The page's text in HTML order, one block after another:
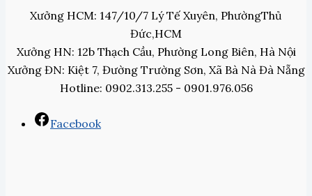
Xưởng HCM: 147/10/7 Lý Tế Xuyên, PhườngThủ
Đức,HCM
Xưởng HN: 12b Thạch Cầu, Phường Long Biên, Hà Nội
Xưởng ĐN: Kiệt 7, Đường Trường Sơn, Xã Bà Nà Đà Nẵng
Hotline: 0902.313.255 - 0901.976.056
Facebook